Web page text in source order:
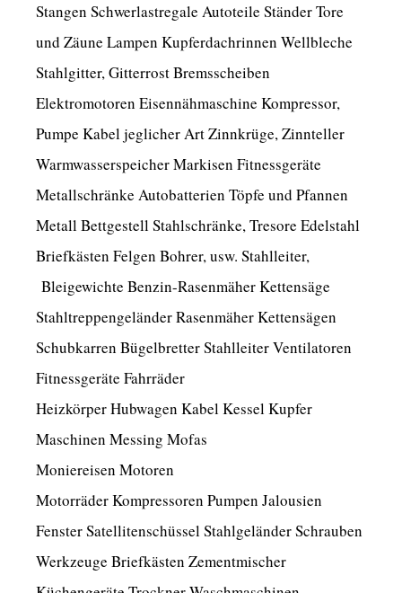
Stangen Schwerlastregale Autoteile Ständer Tore
und Zäune Lampen Kupferdachrinnen Wellbleche
Stahlgitter, Gitterrost Bremsscheiben
Elektromotoren Eisennähmaschine Kompressor,
Pumpe Kabel jeglicher Art Zinnkrüge, Zinnteller
Warmwasserspeicher Markisen Fitnessgeräte
Metallschränke Autobatterien Töpfe und Pfannen
Metall Bettgestell Stahlschränke, Tresore Edelstahl
Briefkästen Felgen Bohrer, usw. Stahlleiter,
Bleigewichte Benzin-Rasenmäher Kettensäge
Stahltreppengeländer Rasenmäher Kettensägen
Schubkarren Bügelbretter Stahlleiter Ventilatoren
Fitnessgeräte Fahrräder
Heizkörper Hubwagen Kabel Kessel Kupfer
Maschinen Messing Mofas
Moniereisen Motoren
Motorräder Kompressoren Pumpen Jalousien
Fenster Satellitenschüssel Stahlgeländer Schrauben
Werkzeuge Briefkästen Zementmischer